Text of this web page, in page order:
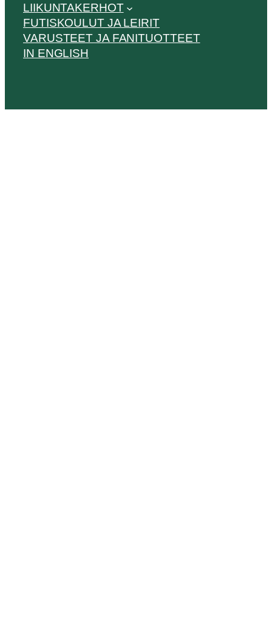
LIIKUNTAKERHOT
FUTISKOULUT JA LEIRIT
VARUSTEET JA FANITUOTTEET
IN ENGLISH